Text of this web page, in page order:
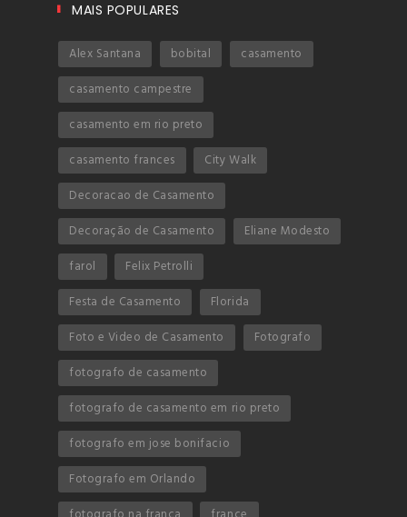
MAIS POPULARES
Alex Santana bobital
casamento
casamento campestre
casamento em rio preto
casamento frances
City Walk
Decoracao de Casamento
Decoração de Casamento
Eliane Modesto
farol
Felix Petrolli
Festa de Casamento
Florida
Foto e Video de Casamento
Fotografo
fotografo de casamento
fotografo de casamento em rio preto
fotografo em jose bonifacio
Fotografo em Orlando